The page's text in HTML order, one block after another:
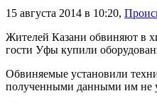
15 августа 2014 в 10:20,
Жителей Казани обвиняют в
гости Уфы купили
Обвиняемые установили
полученными данными им не